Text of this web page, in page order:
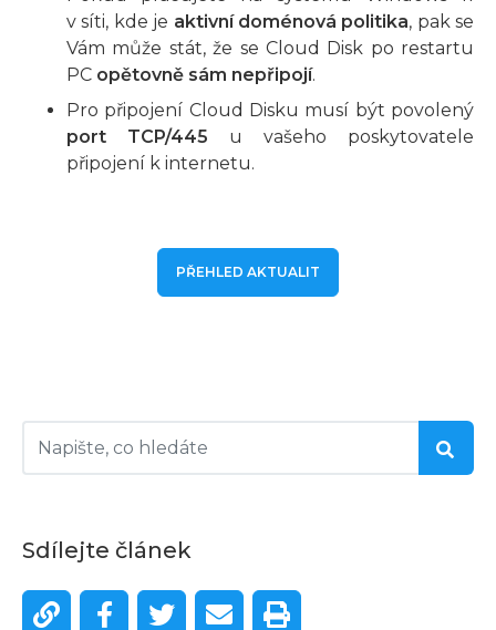
Sdílejte článek
v síti, kde je aktivní doménová politika, pak se
Vám může stát, že se Cloud Disk po restartu
PC opětovně sám nepřipojí.
Pro připojení Cloud Disku musí být povolený
port TCP/445 u vašeho poskytovatele
připojení k internetu.
PŘEHLED AKTUALIT